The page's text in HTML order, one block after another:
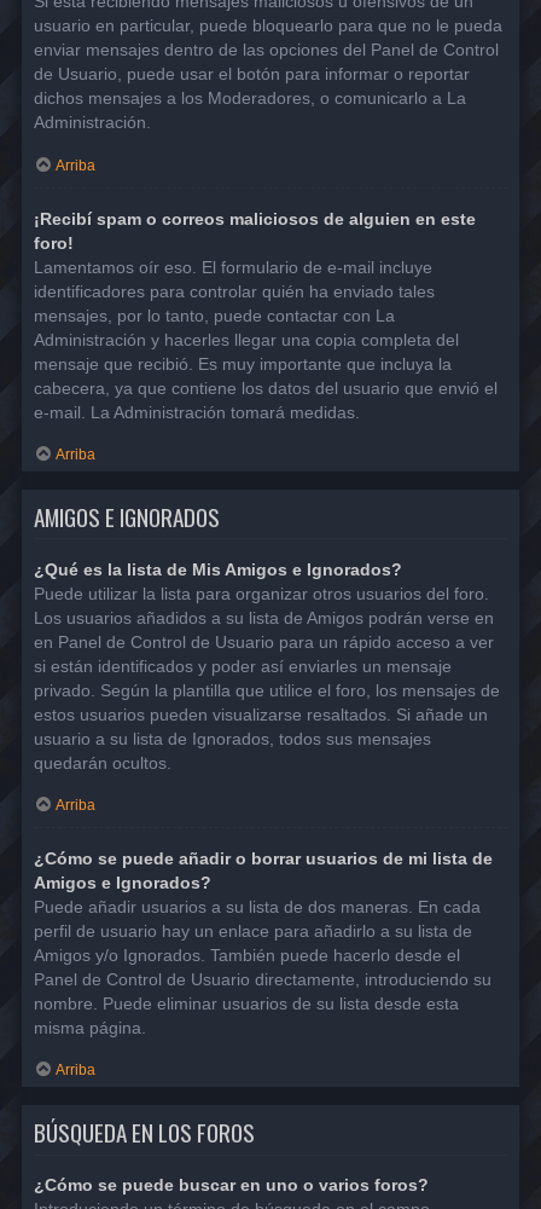
usuario en particular, puede bloquearlo para que no le pueda
enviar mensajes dentro de las opciones del Panel de Control
de Usuario, puede usar el botón para informar o reportar
dichos mensajes a los Moderadores, o comunicarlo a La
Administración.
Arriba
¡Recibí spam o correos maliciosos de alguien en este
foro!
Lamentamos oír eso. El formulario de e-mail incluye
identificadores para controlar quién ha enviado tales
mensajes, por lo tanto, puede contactar con La
Administración y hacerles llegar una copia completa del
mensaje que recibió. Es muy importante que incluya la
cabecera, ya que contiene los datos del usuario que envió el
e-mail. La Administración tomará medidas.
Arriba
AMIGOS E IGNORADOS
¿Qué es la lista de Mis Amigos e Ignorados?
Puede utilizar la lista para organizar otros usuarios del foro.
Los usuarios añadidos a su lista de Amigos podrán verse en
en Panel de Control de Usuario para un rápido acceso a ver
si están identificados y poder así enviarles un mensaje
privado. Según la plantilla que utilice el foro, los mensajes de
estos usuarios pueden visualizarse resaltados. Si añade un
usuario a su lista de Ignorados, todos sus mensajes
quedarán ocultos.
Arriba
¿Cómo se puede añadir o borrar usuarios de mi lista de
Amigos e Ignorados?
Puede añadir usuarios a su lista de dos maneras. En cada
perfil de usuario hay un enlace para añadirlo a su lista de
Amigos y/o Ignorados. También puede hacerlo desde el
Panel de Control de Usuario directamente, introduciendo su
nombre. Puede eliminar usuarios de su lista desde esta
misma página.
Arriba
BÚSQUEDA EN LOS FOROS
¿Cómo se puede buscar en uno o varios foros?